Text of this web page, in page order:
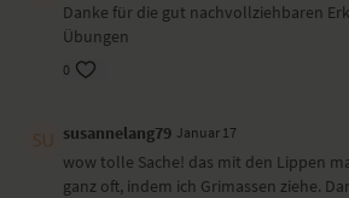
Danke für die gut nachvollziehbaren
Übungen
0
susannelang79 Januar 17
wow tolle Sache! das mit den Lippen
ganz oft, indem ich Grimassen ziehe.